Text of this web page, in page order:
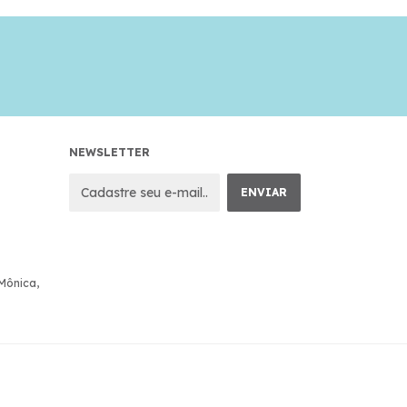
NEWSLETTER